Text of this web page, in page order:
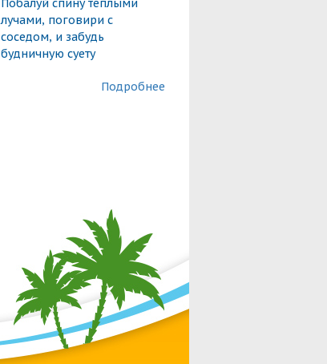
Побалуй спину теплыми
лучами, поговири с
соседом, и забудь
будничную суету
Подробнее